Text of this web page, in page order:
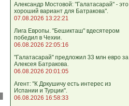
Александр Мостовой: "Галатасарай" - это
хороший вариант для Батракова".
07.08.2026 13:22:21
Лига Европы. "Бешикташ" вдесятером
победил в Чехии.
06.08.2026 22:05:16
"Галатасарай" предложил 33 млн евро за
Алексея Батракова.
06.08.2026 20:01:05
Агент: "К Дркушичу есть интерес из
Испании и Турции".
06.08.2026 16:58:33